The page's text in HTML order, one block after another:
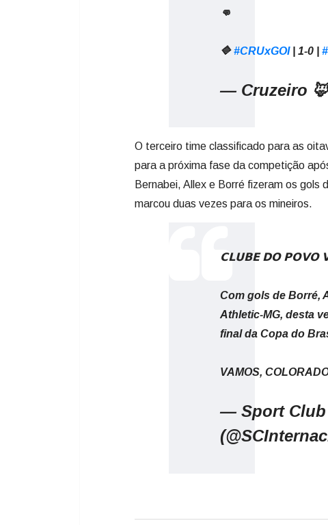
👊
🔷#CRUxGOI| 1-0 |
— Cruzeiro
O terceiro time classificado para as
para a próxima fase da competição
Bernabei, Allex e Borré fizeram os gols
marcou duas vezes para os mineiros.
𝗖𝗟𝗨𝗕𝗘 𝗗𝗢 𝗣𝗢𝗩𝗢
Com gols de Borré,
Athletic-MG, desta
final da Copa do
VAMOS,
— Sport